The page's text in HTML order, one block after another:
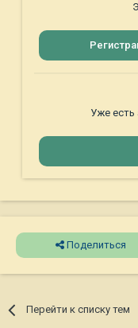
Уже есть
Поделиться
Перейти к списку тем